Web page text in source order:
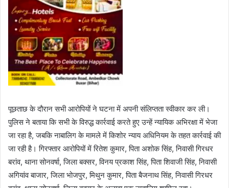
पूछताछ के दौरान सभी आरोपियों ने घटना में अपनी संलिप्तता स्वीकार कर ली।
पुलिस ने बताया कि सभी के विरुद्ध कार्रवाई करते हुए उन्हें न्यायिक अभिरक्षा में भेजा
जा रहा है, जबकि नाबालिग के मामले में किशोर न्याय अधिनियम के तहत कार्रवाई की
जा रही है। गिरफ्तार आरोपियों में रितेश कुमार, पिता अशोक सिंह, निवासी गिरधर
बरांव, थाना सोनवर्षा, जिला बक्सर, विनय प्रकाश सिंह, पिता शिवाजी सिंह, निवासी
अगियांव बाजार, जिला भोजपुर, मिथुन कुमार, पिता बैजनाथ सिंह, निवासी गिरधर